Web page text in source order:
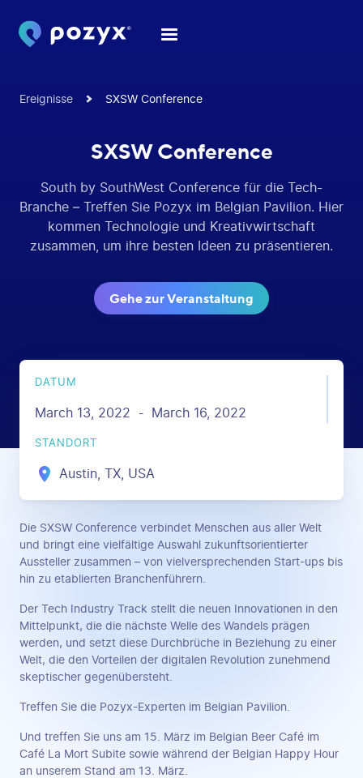
Ereignisse SXSW Conference
SXSW Conference
South by SouthWest Conference für die Tech-
Branche – Treffen Sie Pozyx im Belgian Pavilion. Hier
kommen Technologie und Kreativwirtschaft
zusammen, um ihre besten Ideen zu präsentieren.
Gehe zur Veranstaltung
DATUM
March 13, 2022 - March 16, 2022
STANDORT
Austin, TX, USA
Die SXSW Conference verbindet Menschen aus aller Welt
und bringt eine vielfältige Auswahl zukunftsorientierter
Aussteller zusammen – von vielversprechenden Start-ups bis
hin zu etablierten Branchenführern.
Der Tech Industry Track stellt die neuen Innovationen in den
Mittelpunkt, die die nächste Welle des Wandels prägen
werden, und setzt diese Durchbrüche in Beziehung zu einer
Welt, die den Vorteilen der digitalen Revolution zunehmend
skeptischer gegenübersteht.
Treffen Sie die Pozyx-Experten im Belgian Pavilion.
Und treffen Sie uns am 15. März im Belgian Beer Café im
Café La Mort Subite sowie während der Belgian Happy Hour
an unserem Stand am 13. März.